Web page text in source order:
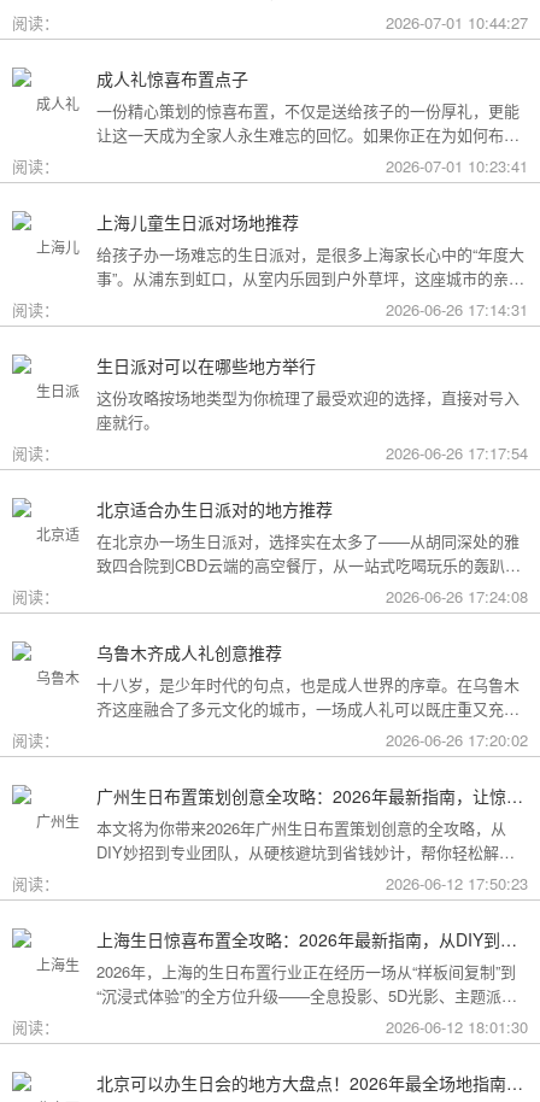
用构成参考，你可以看看哪种更贴合自己的情况。
阅读： 2026-07-01 10:44:27
成人礼惊喜布置点子
一份精心策划的惊喜布置，不仅是送给孩子的一份厚礼，更能
让这一天成为全家人永生难忘的回忆。如果你正在为如何布置
而头疼，不妨收下这份成人礼惊喜布置全攻略，从主题风格到
细节创意，帮你打造一场仪式感爆棚的成年盛典。
阅读： 2026-07-01 10:23:41
上海儿童生日派对场地推荐
给孩子办一场难忘的生日派对，是很多上海家长心中的“年度大
事”。从浦东到虹口，从室内乐园到户外草坪，这座城市的亲子
友好型场地选择越来越丰富。不过场地多了，选择也成了难
题。这份攻略按类型为你盘点了上海热门的儿童生日派对场
阅读： 2026-06-26 17:14:31
生日派对可以在哪些地方举行
这份攻略按场地类型为你梳理了最受欢迎的选择，直接对号入
座就行。
阅读：
2026-06-26 17:17:54
北京适合办生日派对的地方推荐
在北京办一场生日派对，选择实在太多了——从胡同深处的雅
致四合院到CBD云端的高空餐厅，从一站式吃喝玩乐的轰趴别
墅到充满野趣的京郊草坪。为了让你快速找到最心仪的那一
个，我把不同类型的场地分好了类，直接对号入座就行。
阅读： 2026-06-26 17:24:08
乌鲁木齐成人礼创意推荐
十八岁，是少年时代的句点，也是成人世界的序章。在乌鲁木
齐这座融合了多元文化的城市，一场成人礼可以既庄重又充满
创意。这份攻略为你梳理了从传统仪式到现代派对的多种可
能，希望能帮你找到最独特的那一种。
阅读： 2026-06-26 17:20:02
广州生日布置策划创意全攻略：2026年最新指南，让惊喜成为最难忘的记忆
本文将为你带来2026年广州生日布置策划创意的全攻略，从
DIY妙招到专业团队，从硬核避坑到省钱妙计，帮你轻松解锁
阅读： 2026-06-12 17:50:23
上海生日惊喜布置全攻略：2026年最新指南，从DIY到专业策划一站搞定
2026年，上海的生日布置行业正在经历一场从“样板间复制”到
“沉浸式体验”的全方位升级——全息投影、5D光影、主题派对
套餐层出不穷。本文将为你带来上海生日惊喜布置的2026年最
新全攻略，从低成本DIY到高端定制，从惊喜创意到趋势解
阅读： 2026-06-12 18:01:30
北京可以办生日会的地方大盘点！2026年最全场地指南，总有一款适合你